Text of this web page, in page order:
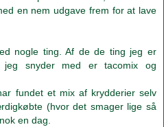
en nem udgave frem for at lave
nogle ting. Af de de ting jeg er
snyder med er tacomix og
fundet et mix af krydderier selv
(hvor det smager lige så
en dag.